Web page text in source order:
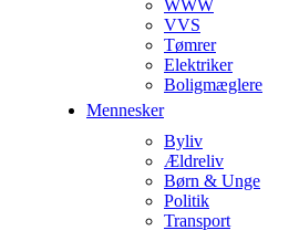
WWW
VVS
Tømrer
Elektriker
Boligmæglere
Mennesker
Byliv
Ældreliv
Børn & Unge
Politik
Transport